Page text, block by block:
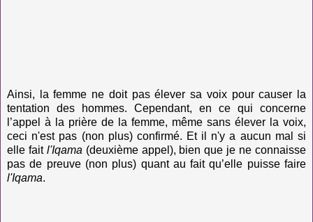
Ainsi, la femme ne doit pas élever sa voix pour causer la
tentation des hommes. Cependant, en ce qui concerne
l’appel à la prière de la femme, même sans élever la voix,
ceci n'est pas (non plus) confirmé. Et il n'y a aucun mal si
elle fait l'Iqama (deuxième appel), bien que je ne connaisse
pas de preuve (non plus) quant au fait qu’elle puisse faire
l'Iqama.